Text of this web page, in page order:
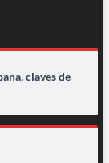
claves de